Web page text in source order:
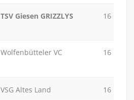
TSV Giesen GRIZZLYS 16
Wolfenbütteler VC 16
VSG Altes Land 16